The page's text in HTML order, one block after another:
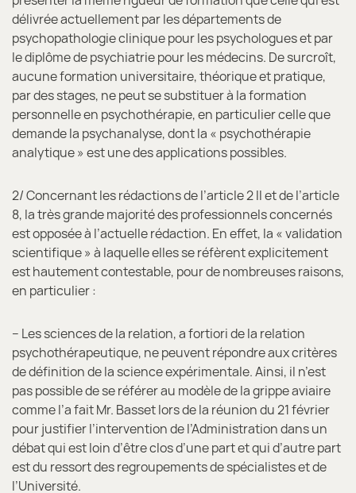
délivrée actuellement par les départements de
psychopathologie clinique pour les psychologues et par
le diplôme de psychiatrie pour les médecins. De surcroît,
aucune formation universitaire, théorique et pratique,
par des stages, ne peut se substituer à la formation
personnelle en psychothérapie, en particulier celle que
demande la psychanalyse, dont la « psychothérapie
analytique » est une des applications possibles.
2/ Concernant les rédactions de l’article 2 II et de l’article
8, la très grande majorité des professionnels concernés
est opposée à l’actuelle rédaction. En effet, la « validation
scientifique » à laquelle elles se réfèrent explicitement
est hautement contestable, pour de nombreuses raisons,
en particulier :
– Les sciences de la relation, a fortiori de la relation
psychothérapeutique, ne peuvent répondre aux critères
de définition de la science expérimentale. Ainsi, il n’est
pas possible de se référer au modèle de la grippe aviaire
comme l’a fait Mr. Basset lors de la réunion du 21 février
pour justifier l’intervention de l’Administration dans un
débat qui est loin d’être clos d’une part et qui d’autre part
est du ressort des regroupements de spécialistes et de
l’Université.